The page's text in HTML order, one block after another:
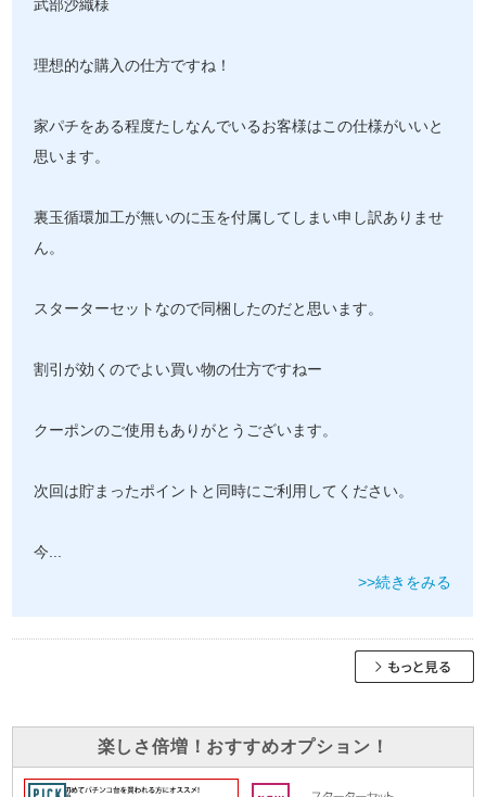
武部沙織様
理想的な購入の仕方ですね！
家パチをある程度たしなんでいるお客様はこの仕様がいいと
思います。
裏玉循環加工が無いのに玉を付属してしまい申し訳ありませ
ん。
スターターセットなので同梱したのだと思います。
割引が効くのでよい買い物の仕方ですねー
クーポンのご使用もありがとうございます。
次回は貯まったポイントと同時にご利用してください。
今...
>>続きをみる
楽しさ倍増！おすすめオプション！